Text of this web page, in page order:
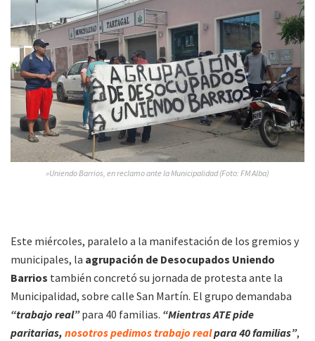
»Uniendo Barrios, en reclamo ante la Municipalidad (Foto: FM Alba)
Este miércoles, paralelo a la manifestación de los gremios y
municipales, la agrupación de Desocupados Uniendo
Barrios también concretó su jornada de protesta ante la
Municipalidad, sobre calle San Martín. El grupo demandaba
“trabajo real”para 40 familias. “Mientras ATE pide
paritarias, nosotros pedimos trabajo realpara 40 familias”,